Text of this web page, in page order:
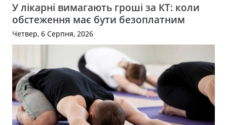
У лікарні вимагають гроші за КТ: коли
обстеження має бути безоплатним
Четвер, 6 Серпня, 2026